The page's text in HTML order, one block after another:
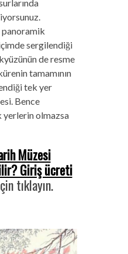
panoramik
sergilendiği
de resme
tamamının
tek yer
Bence
yerlerin olmazsa
Müzesi
Giriş ücreti
tıklayın.